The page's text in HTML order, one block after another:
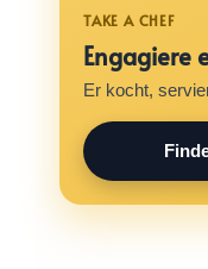
Engagiere
Er kocht,